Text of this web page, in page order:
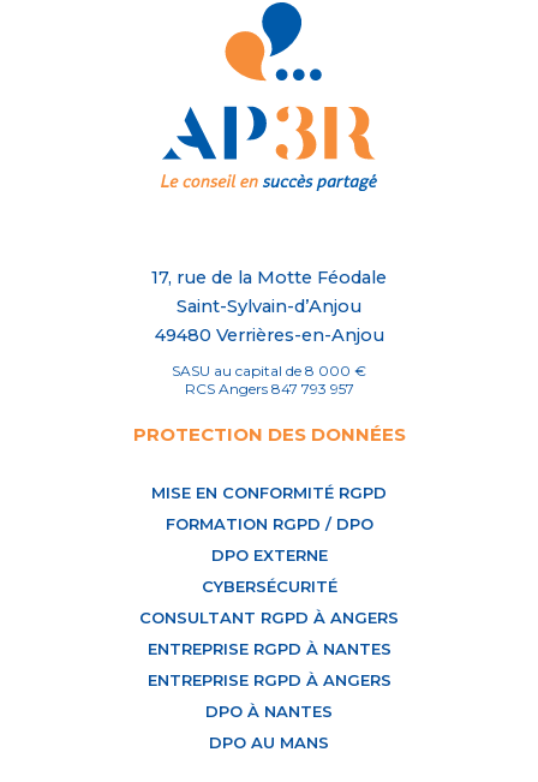
17, rue de la Motte Féodale
Saint-Sylvain-d’Anjou
49480 Verrières-en-Anjou
SASU au capital de 8 000 €
RCS Angers 847 793 957
PROTECTION DES DONNÉES
MISE EN CONFORMITÉ RGPD
FORMATION RGPD / DPO
DPO EXTERNE
CYBERSÉCURITÉ
CONSULTANT RGPD À ANGERS
ENTREPRISE RGPD À NANTES
ENTREPRISE RGPD À ANGERS
DPO À NANTES
DPO AU MANS